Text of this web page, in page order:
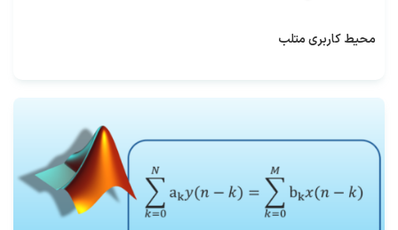
محیط کاربری متلب